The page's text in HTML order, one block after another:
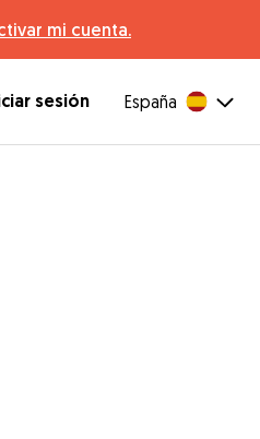
mi cuenta.
sesión España